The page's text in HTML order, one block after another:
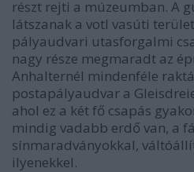
részt rejti a múzeumban. A
látszanak a votl vasúti
pályaudvari utasforgalmi
nagy része megmaradt az
Anhalternél mindenféle
postapályaudvar a
ahol ez a két fő csapás
mindig vadabb erdő van, a
sínmaradványokkal,
ilyenekkel.